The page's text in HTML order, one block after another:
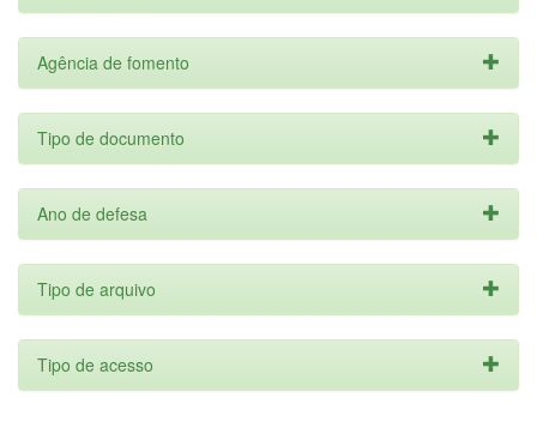
Agência de fomento
Tipo de documento
Ano de defesa
Tipo de arquivo
Tipo de acesso